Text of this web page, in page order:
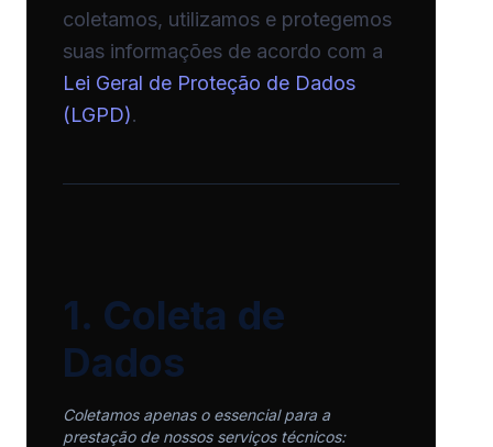
coletamos, utilizamos e protegemos
suas informações de acordo com a
Lei Geral de Proteção de Dados
(LGPD).
1. Coleta de
Dados
Coletamos apenas o essencial para a
prestação de nossos serviços técnicos: